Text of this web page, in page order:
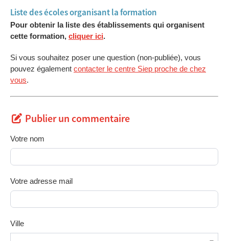
Liste des écoles organisant la formation
Pour obtenir la liste des établissements qui organisent
cette formation, cliquer ici.
Si vous souhaitez poser une question (non-publiée), vous
pouvez également contacter le centre Siep proche de chez
vous.
Publier un commentaire
Votre nom
Votre adresse mail
Ville